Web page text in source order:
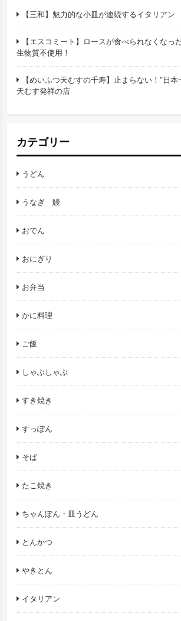
【三和】魅力的な小皿が連続するイタリアン
【エスコミート】ロースが食べられなくなっ
生物質不使用！
【めいふつ天むすの千寿】止まらない！”日
天むす発祥の店
カテゴリー
うどん
うなぎ 鰻
おでん
おにぎり
お弁当
かに料理
ご飯
しゃぶしゃぶ
すき焼き
すっぽん
そば
たこ焼き
ちゃんぽん・皿うどん
とんかつ
やきとん
イタリアン